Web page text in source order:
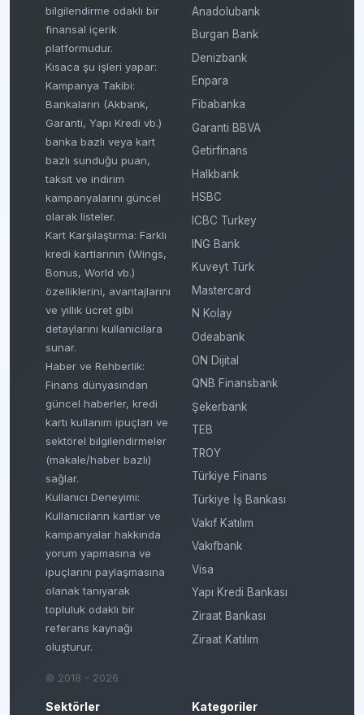
bilgilendirme odaklı bir
finansal içerik
platformudur.
Kısaca şu işleri yapar:
Kampanya Takibi:
Bankaların (Akbank,
Garanti, Yapı Kredi vb.)
banka bazlı veya kart
bazlı sunduğu puan,
taksit ve indirim
kampanyalarını güncel
olarak listeler.
Kart Karşılaştırma: Farklı
kredi kartlarının (Wings,
Bonus, World vb.)
özelliklerini, avantajlarını
ve yıllık ücret gibi
detaylarını kullanıcılara
sunar.
Haber ve Rehberlik:
Finans dünyasından
güncel haberler, kredi
kartı kullanım ipuçları ve
sektörel bilgilendirmeler
(makale/haber bazlı)
sağlar.
Kullanıcı Deneyimi:
Kullanıcıların kartlar ve
kampanyalar hakkında
yorum yapmasına ve
ipuçlarını paylaşmasına
olanak tanıyarak
topluluk odaklı bir
referans kaynağı
oluşturur.
© 2018 - 2026
Anadolubank
Burgan Bank
Denizbank
Enpara
Fibabanka
Garanti BBVA
Getirfinans
Halkbank
HSBC
ICBC Turkey
ING Bank
Kuveyt Türk
Mastercard
N Kolay
Odeabank
ON Dijital
QNB Finansbank
Şekerbank
TEB
TROY
Türkiye Finans
Türkiye İş Bankası
Vakıf Katılım
Vakıfbank
Visa
Yapı Kredi Bankası
Ziraat Bankası
Ziraat Katılım
Sektörler Kategoriler